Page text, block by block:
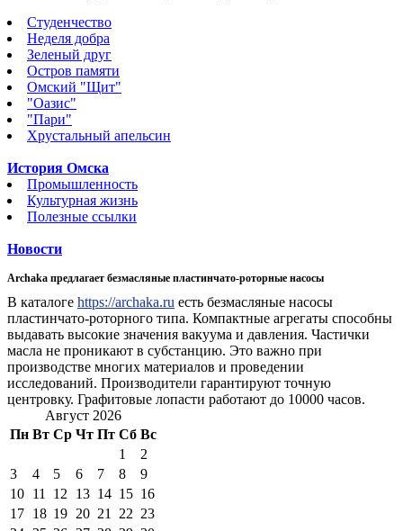
Студенчество
Неделя добра
Зеленый друг
Остров памяти
Омский "Щит"
"Оазис"
"Пари"
Хрустальный апельсин
История Омска
Промышленность
Культурная жизнь
Полезные ссылки
Новости
Archaka предлагает безмасляные пластинчато-роторные насосы
В каталоге https://archaka.ru есть безмасляные насосы
пластинчато-роторного типа. Компактные агрегаты способны
выдавать высокие значения вакуума и давления. Частички
масла не проникают в субстанцию. Это важно при
производстве многих материалов и проведении
исследований. Производители гарантируют точную
центровку. Графитовые лопасти работают до 10000 часов.
Август 2026
Пн Вт Ср Чт Пт Сб Вс
1
2
3
4 5 6 7 8
9
10 11 12 13 14 15 16
17 18 19 20 21 22 23